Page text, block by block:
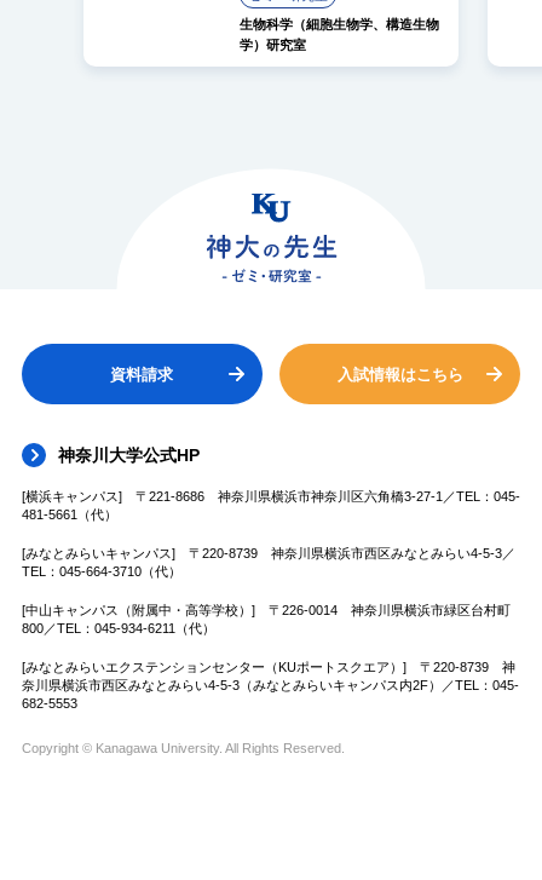
生物科学（細胞生物学、構造生物
学）研究室
資料請求 入試情報はこちら
神奈川大学公式HP
[横浜キャンパス] 〒221-8686 神奈川県横浜市神奈川区六角橋3-27-1／TEL：045-
481-5661（代）
[みなとみらいキャンパス] 〒220-8739 神奈川県横浜市西区みなとみらい4-5-3／
TEL：045-664-3710（代）
[中山キャンパス（附属中・高等学校）] 〒226-0014 神奈川県横浜市緑区台村町
800／TEL：045-934-6211（代）
[みなとみらいエクステンションセンター（KUポートスクエア）] 〒220-8739 神
奈川県横浜市西区みなとみらい4-5-3（みなとみらいキャンパス内2F）／TEL：045-
682-5553
Copyright © Kanagawa University. All Rights Reserved.